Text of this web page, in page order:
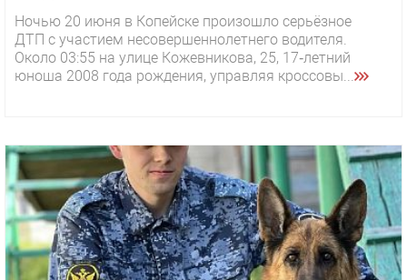
Ночью 20 июня в Копейске произошло серьёзное
ДТП с участием несовершеннолетнего водителя.
Около 03:55 на улице Кожевникова, 25, 17‑летний
юноша 2008 года рождения, управляя кроссовы...